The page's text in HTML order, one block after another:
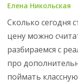
Елена Никольская
Сколько сегодня
цену можно
разбираемся с
про
поймать